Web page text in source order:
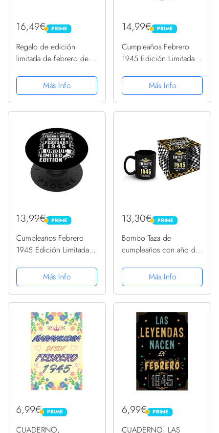
16,49€ PRIME
PRIME
Regalo de edición
limitada de febrero de
de 1945 Camiseta
Más Info
14,99€ PRIME
PRIME
Cumpleaños Febrero
1945 Edición Limitada
PopSockets PopGrip
Intercambiable
Más Info
13,99€ PRIME
PRIME
Cumpleaños Febrero
1945 Edición Limitada
PopSockets PopGrip
Intercambiable
Más Info
13,30€ PRIME
PRIME
Bombo Taza de
cumpleaños con año de
Más Info
6,99€ PRIME
PRIME
CUADERNO,
6,99€ PRIME
PRIME
CUADERNO, LAS